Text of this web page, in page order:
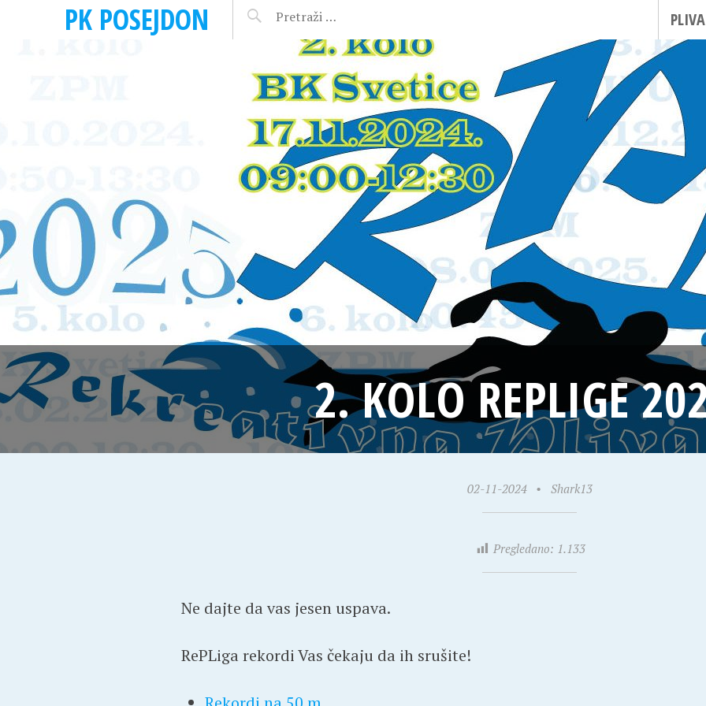
PK POSEJDON
2. KOLO REPLIGE
02-11-2024 • Shark13
Pregledano: 1.133
Ne dajte da vas jesen uspava.
RePLiga rekordi Vas čekaju da ih srušite!